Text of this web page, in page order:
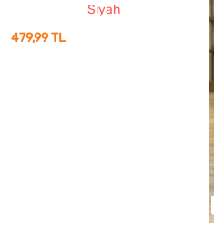
Siyah
479,99 TL